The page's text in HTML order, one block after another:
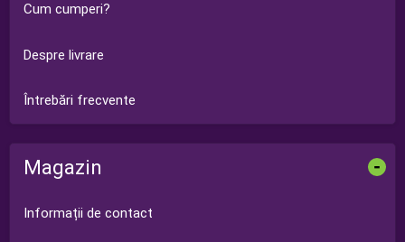
Cum cumperi?
Despre livrare
Întrebări frecvente
Magazin -
Informații de contact